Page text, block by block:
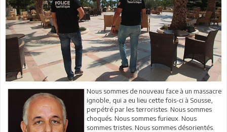
Nous sommes de nouveau face à un massacre
ignoble, qui a eu lieu cette fois-ci à Sousse,
perpétré par les terroristes. Nous sommes
choqués. Nous sommes furieux. Nous
sommes tristes. Nous sommes désorientés.